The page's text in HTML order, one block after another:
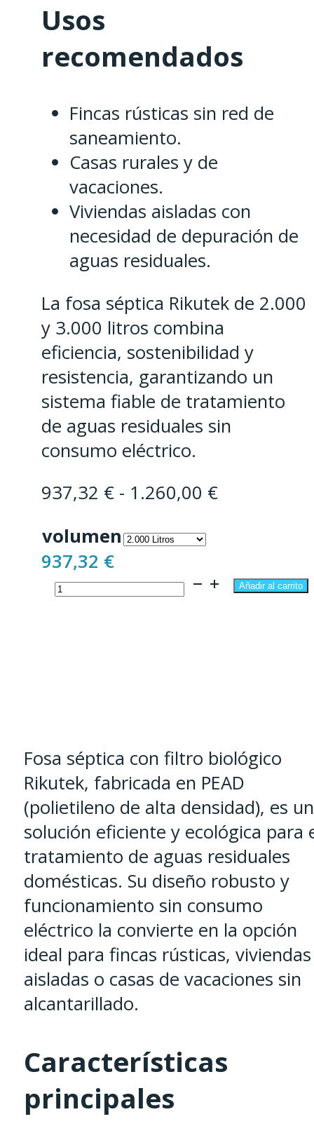
Usos
recomendados
Fincas rústicas sin red de
saneamiento.
Casas rurales y de
vacaciones.
Viviendas aisladas con
necesidad de depuración de
aguas residuales.
La fosa séptica Rikutek de 2.000
y 3.000 litros combina
eficiencia, sostenibilidad y
resistencia, garantizando un
sistema fiable de tratamiento
de aguas residuales sin
consumo eléctrico.
937,32 € - 1.260,00 €Rango
937,32 €
volumen
937,32 €
Fosa
Litros
cantidad
Añadir al carrito
Fosa séptica con filtro biológico
Rikutek, fabricada en PEAD
(polietileno de alta densidad), es
solución eficiente y ecológica para
tratamiento de aguas residuales
domésticas. Su diseño robusto y
funcionamiento sin consumo
eléctrico la convierte en la opción
ideal para fincas rústicas, viviendas
aisladas o casas de vacaciones sin
alcantarillado.
Características
principales